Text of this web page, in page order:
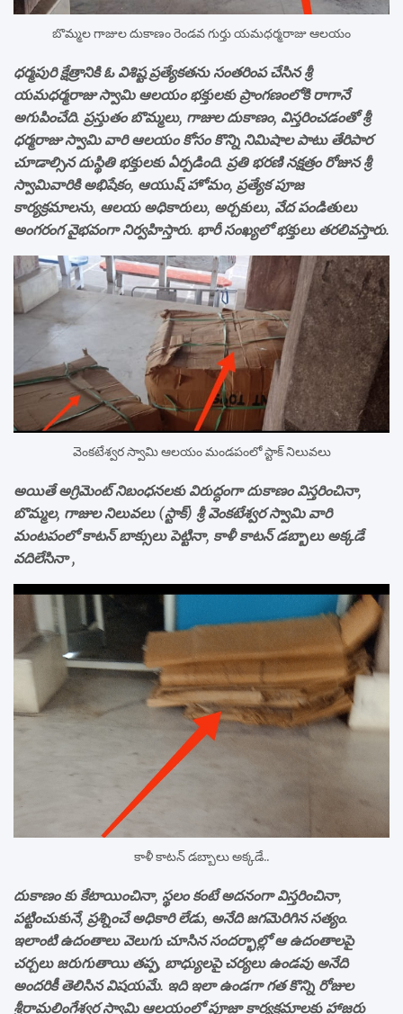
బొమ్మల గాజుల దుకాణం రెండవ గుర్తు యమధర్మరాజు ఆలయం
ధర్మపురి క్షేత్రానికి ఓ విశిష్ట ప్రత్యేకతను సంతరింప చేసిన శ్రీ
యమధర్మరాజు స్వామి ఆలయం భక్తులకు ప్రాంగణంలోకి రాగానే
అగుపించేది. ప్రస్తుతం బొమ్మలు, గాజుల దుకాణం, విస్తరించడంతో శ్రీ
ధర్మరాజు స్వామి వారి ఆలయం కోసం కొన్ని నిమిషాల పాటు తేరిపార
చూడాల్సిన దుస్థితి భక్తులకు ఏర్పడింది. ప్రతి భరణి నక్షత్రం రోజున శ్రీ
స్వామివారికి అభిషేకం, ఆయుష్ హోమం, ప్రత్యేక పూజ
కార్యక్రమాలను, ఆలయ అధికారులు, అర్చకులు, వేద పండితులు
అంగరంగ వైభవంగా నిర్వహిస్తారు. భారీ సంఖ్యలో భక్తులు తరలివస్తారు.
వెంకటేశ్వర స్వామి ఆలయం మండపంలో స్టాక్ నిలువలు
అయితే అగ్రిమెంట్ నిబంధనలకు విరుద్ధంగా దుకాణం విస్తరించినా,
బొమ్మల, గాజుల నిలువలు (స్టాక్) శ్రీ వెంకటేశ్వర స్వామి వారి
మంటపంలో కాటన్ బాక్సులు పెట్టినా, కాళీ కాటన్ డబ్బాలు అక్కడే
వదిలేసినా ,
కాళీ కాటన్ డబ్బాలు అక్కడే..
దుకాణం కు కేటాయించినా, స్థలం కంటే అదనంగా విస్తరించినా,
పట్టించుకునే, ప్రశ్నించే అధికారి లేడు, అనేది జగమెరిగిన సత్యం.
ఇలాంటి ఉదంతాలు వెలుగు చూసిన సందర్భాల్లో ఆ ఉదంతాలపై
చర్చలు జరుగుతాయి తప్ప, బాధ్యులపై చర్యలు ఉండవు అనేది
అందరికీ తెలిసిన విషయమే. ఇది ఇలా ఉండగా గత కొన్ని రోజుల
శ్రీరామలింగేశ్వర స్వామి ఆలయంలో పూజా కార్యక్రమాలకు హాజరు